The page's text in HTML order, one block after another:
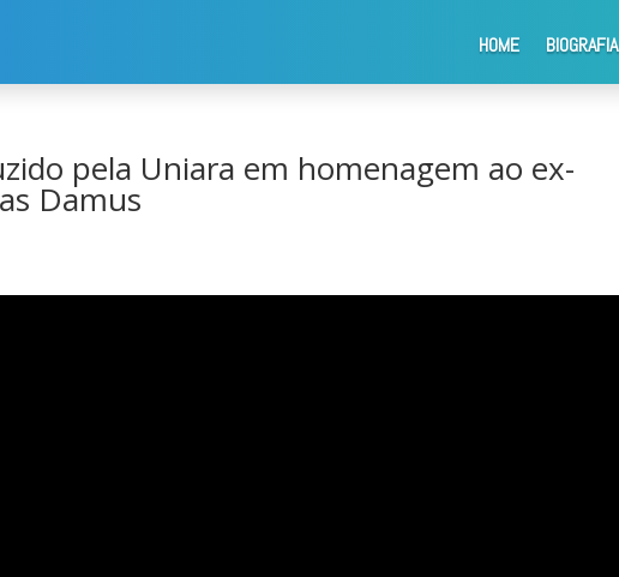
HOME BIOGRAFIA
produzido pela Uniara em homenagem ao ex- vereador Elias Damus
pela Uniara em homenagem ao ex-
Damus